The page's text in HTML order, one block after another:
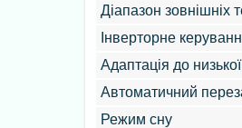
Діапазон зовнішніх
Інверторне
Адаптація до
Автоматичний
Режим сну